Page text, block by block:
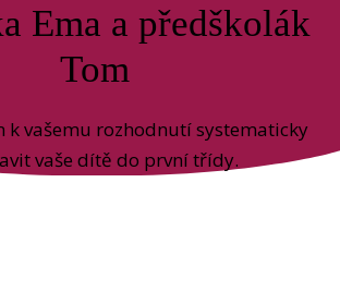
Ema a předškolák
Tom
k vašemu rozhodnutí systematicky
vaše dítě do první třídy.